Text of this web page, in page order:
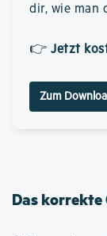
dir, wie man
👉 Jetzt
Zum
Das korrekte